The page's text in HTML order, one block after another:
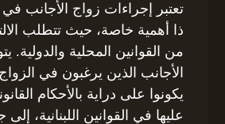
تعتبر إجراءات زواج الأجانب
ذا أهمية خاصة، حيث تتطلب
من القوانين المحلية والدولية.
الأجانب الذين يرغبون في
يكونوا على دراية بالأحكام
عليها في القوانين اللبنانية،